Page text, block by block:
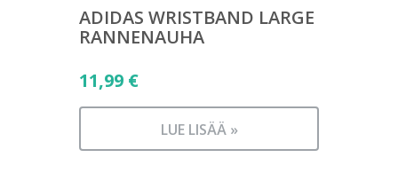
ADIDAS WRISTBAND LARGE
RANNENAUHA
11,99 €
LUE LISÄÄ »